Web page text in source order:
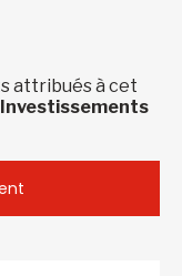
attribués à cet
Investissements